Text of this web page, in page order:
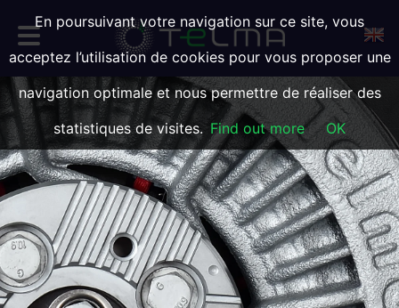
En poursuivant votre navigation sur ce site, vous
acceptez l’utilisation de cookies pour vous proposer une
navigation optimale et nous permettre de réaliser des
statistiques de visites. Find out more OK